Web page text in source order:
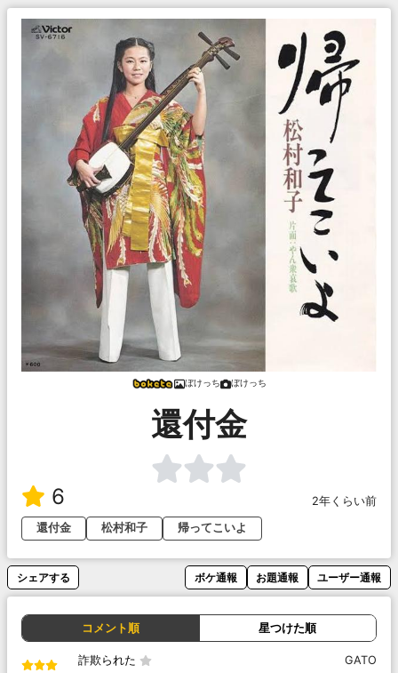
ぼけっち ぼけっち
還付金
6
2年くらい前
還付金
松村和子 帰ってこいよ
シェアする ボケ通報 お題通報 ユーザー通報
コメント順 星つけた順
詐欺られた GATO